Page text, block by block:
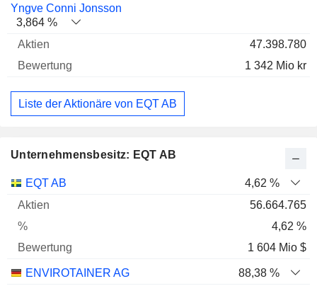
Yngve Conni Jonsson
3,864 %
47.398.780
1 342 Mio kr
Liste der Aktionäre von EQT AB
Unternehmensbesitz: EQT AB
Name Aktien
EQT AB
4,62 %
56.664.765
4,62 %
1 604 Mio $
ENVIROTAINER AG
88,38 %